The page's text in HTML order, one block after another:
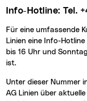
Info-Hotline: Tel.
Für eine umfassende Kundeninformation richten die Linz AG
Linien eine Info-
bis 16 Uhr und
ist.
Unter dieser Nummer informieren Mitarbeiter*innen der Linz
AG Linien über